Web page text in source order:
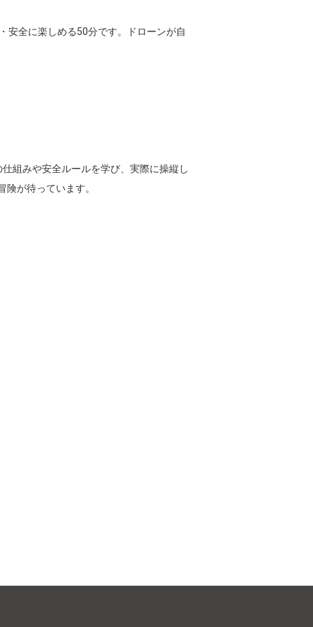
安全に楽しめる50分です。ドローンが自
組みや安全ルールを学び、実際に操縦し
が待っています。